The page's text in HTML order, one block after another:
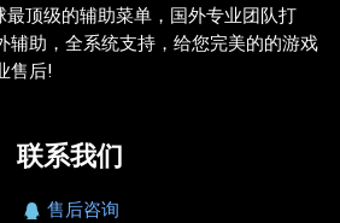
最顶级的辅助菜单，国外专业团队打
辅助，全系统支持，给您完美的的游戏
售后!
联系我们
售后咨询